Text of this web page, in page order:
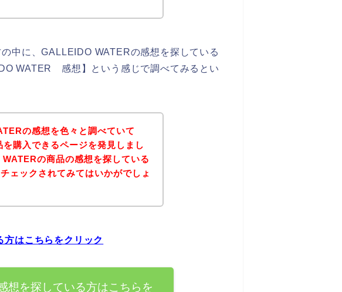
中に、GALLEIDO WATERの感想を探している
WATER 感想】という感じで調べてみるとい
の感想を色々と調べていて
購入できるページを発見しまし
の商品の感想を探している
ェックされてみてはいかがでしょ
はこちらをクリック
想を探している方はこちらを